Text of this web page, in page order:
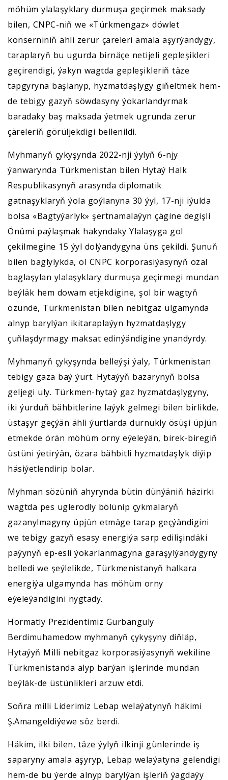
möhüm ylalaşyklary durmuşa geçirmek maksady
bilen, CNPC-niň we «Türkmengaz» döwlet
konserniniň ähli zerur çäreleri amala aşyrýandygy,
taraplaryň bu ugurda birnäçe netijeli gepleşikleri
geçirendigi, ýakyn wagtda gepleşikleriň täze
tapgyryna başlanyp, hyzmatdaşlygy giňeltmek hem-
de tebigy gazyň söwdasyny ýokarlandyrmak
baradaky baş maksada ýetmek ugrunda zerur
çäreleriň görüljekdigi bellenildi.
Myhmanyň çykyşynda 2022-nji ýylyň 6-njy
ýanwarynda Türkmenistan bilen Hytaý Halk
Respublikasynyň arasynda diplomatik
gatnaşyklaryň ýola goýlanyna 30 ýyl, 17-nji iýulda
bolsa «Bagtyýarlyk» şertnamalaýyn çägine degişli
Önümi paýlaşmak hakyndaky Ylalaşyga gol
çekilmegine 15 ýyl dolýandygyna üns çekildi. Şunuň
bilen baglylykda, ol CNPC korporasiýasynyň ozal
baglaşylan ylalaşyklary durmuşa geçirmegi mundan
beýläk hem dowam etjekdigine, şol bir wagtyň
özünde, Türkmenistan bilen nebitgaz ulgamynda
alnyp barylýan ikitaraplaýyn hyzmatdaşlygy
çuňlaşdyrmagy maksat edinýändigine ynandyrdy.
Myhmanyň çykyşynda belleýşi ýaly, Türkmenistan
tebigy gaza baý ýurt. Hytaýyň bazarynyň bolsa
geljegi uly. Türkmen-hytaý gaz hyzmatdaşlygyny,
iki ýurduň bähbitlerine laýyk gelmegi bilen birlikde,
üstaşyr geçýän ähli ýurtlarda durnukly ösüşi üpjün
etmekde örän möhüm orny eýeleýän, birek-biregiň
üstüni ýetirýän, özara bähbitli hyzmatdaşlyk diýip
häsiýetlendirip bolar.
Myhman sözüniň ahyrynda bütin dünýäniň häzirki
wagtda pes uglerodly bölünip çykmalaryň
gazanylmagyny üpjün etmäge tarap geçýändigini
we tebigy gazyň esasy energiýa sarp edilişindäki
paýynyň ep-esli ýokarlanmagyna garaşylýandygyny
belledi we şeýlelikde, Türkmenistanyň halkara
energiýa ulgamynda has möhüm orny
eýeleýändigini nygtady.
Hormatly Prezidentimiz Gurbanguly
Berdimuhamedow myhmanyň çykyşyny diňläp,
Hytaýyň Milli nebitgaz korporasiýasynyň wekiline
Türkmenistanda alyp barýan işlerinde mundan
beýläk-de üstünlikleri arzuw etdi.
Soňra milli Liderimiz Lebap welaýatynyň häkimi
Ş.Amangeldiýewe söz berdi.
Häkim, ilki bilen, täze ýylyň ilkinji günlerinde iş
saparyny amala aşyryp, Lebap welaýatyna gelendigi
hem-de bu ýerde alnyp barylýan işleriň ýagdaýy